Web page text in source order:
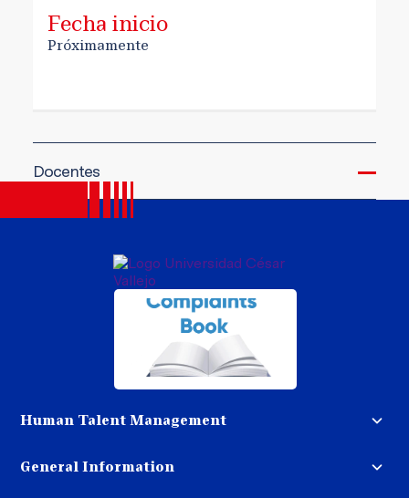
Fecha inicio
Próximamente
Docentes
Human Talent Management
Work with us
General Information